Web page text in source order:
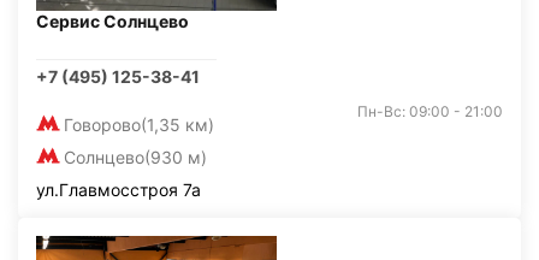
Сервис Солнцево
+7 (495) 125-38-41
Говорово(1,35 км)
Солнцево(930 м)
Пн-Вс: 09:00 - 21:00
ул.Главмосстроя 7а